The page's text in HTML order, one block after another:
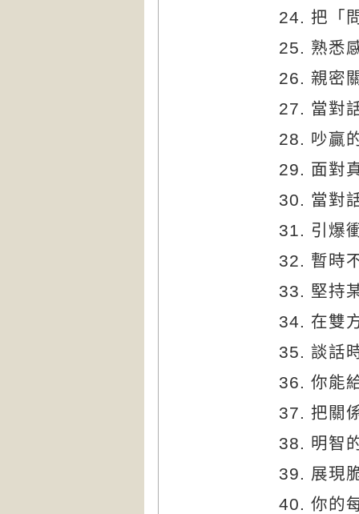
把「
熟悉
親密
當對
吵贏
面對
當對
31. 引爆
32. 暫時
33. 堅持
34. 在雙
35. 談話
36. 你能
37. 把關
38. 明智
39. 展現
40. 你的